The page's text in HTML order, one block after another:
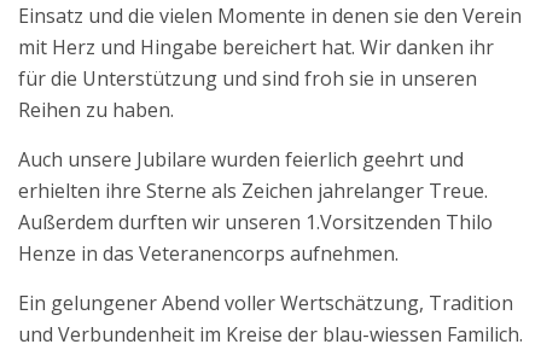
Einsatz und die vielen Momente in denen sie den Verein
mit Herz und Hingabe bereichert hat. Wir danken ihr
für die Unterstützung und sind froh sie in unseren
Reihen zu haben.
Auch unsere Jubilare wurden feierlich geehrt und
erhielten ihre Sterne als Zeichen jahrelanger Treue.
Außerdem durften wir unseren 1.Vorsitzenden Thilo
Henze in das Veteranencorps aufnehmen.
Ein gelungener Abend voller Wertschätzung, Tradition
und Verbundenheit im Kreise der blau-wiessen Familich.